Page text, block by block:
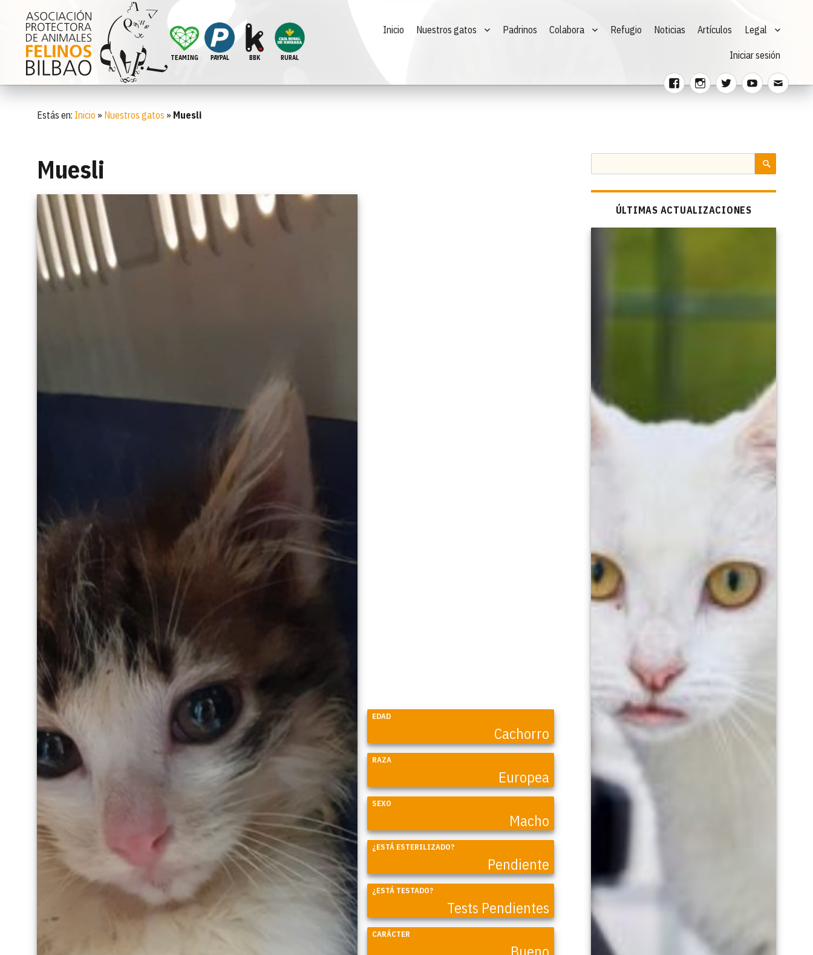
TEAMING PAYPAL BBK RURAL
FacebookInstagram
TwitterYoutubeCorreo
Inicio Nuestros gatos Padrinos Colabora Refugio Noticias Artículos Legal
Iniciar sesión
Estás en: Inicio » Nuestros gatos » Muesli
Muesli
EDAD
Cachorro
RAZA
Europea
SEXO
Macho
¿ESTÁ ESTERILIZADO?
Pendiente
¿ESTÁ TESTADO?
Tests Pendientes
CARÁCTER
por:
ÚLTIMAS ACTUALIZACIONES